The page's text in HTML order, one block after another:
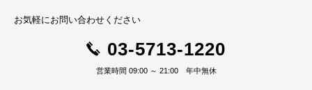
お気軽にお問い合わせください
03-5713-1220
営業時間 09:00 ～ 21:00 年中無休